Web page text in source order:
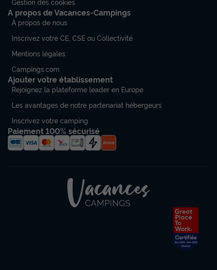
Gestion des cookies
A propos de Vacances-Campings
À propos de nous
Inscrivez votre CE, CSE ou Collectivité
Mentions légales
Campings.com
Ajouter votre établissement
Rejoignez la plateforme leader en Europe
Les avantages de notre partenariat hébergeurs
Inscrivez votre camping
Paiement 100% sécurisé